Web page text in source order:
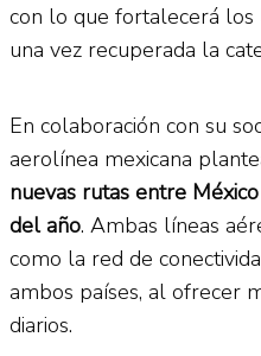
con lo que fortalecerá los
una vez recuperada la
En colaboración con su
aerolínea mexicana
nuevas rutas entre
del año. Ambas líneas
como la red de
ambos países, al ofrecer
diarios.